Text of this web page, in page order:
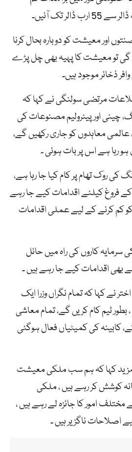
اور معیشت کو دوبارہ بحال کرنا
تو معیشت کا پہیہ بھی چل پڑے
ذخائر موجود ہیں۔
مرتضی سولنگی نے کہا کہ
چینی اور پیٹرولیم مصنوعات کی
معاہدوں کو جاری رکھیں گے،
رہا ہے اس پر بات ہوئی ۔
کی روک تھام پر کام کیا جا رہا ہے،
فروغ کیلئے اقدامات کیے جا رہے
کم کرنے کے لیے عملی اقدامات
سرمایہ کاروں کی راہ میں حائل
بھی اقدامات کیے جا رہے ہیں ۔
نے کہا کہ تمام نگراں وزرا ایک
بطور ٹیم کام کریں گے، تمام معاشی
کابینہ کی کمیٹیاں فعال ہوگئی
مزید کہا کہ ہم سب ملکی معیشت
کوشش کر رہے ہیں ، ملکی
امور کا جائزہ لے رہے ہیں ،
اصلاحات ناگزیر ہیں ۔